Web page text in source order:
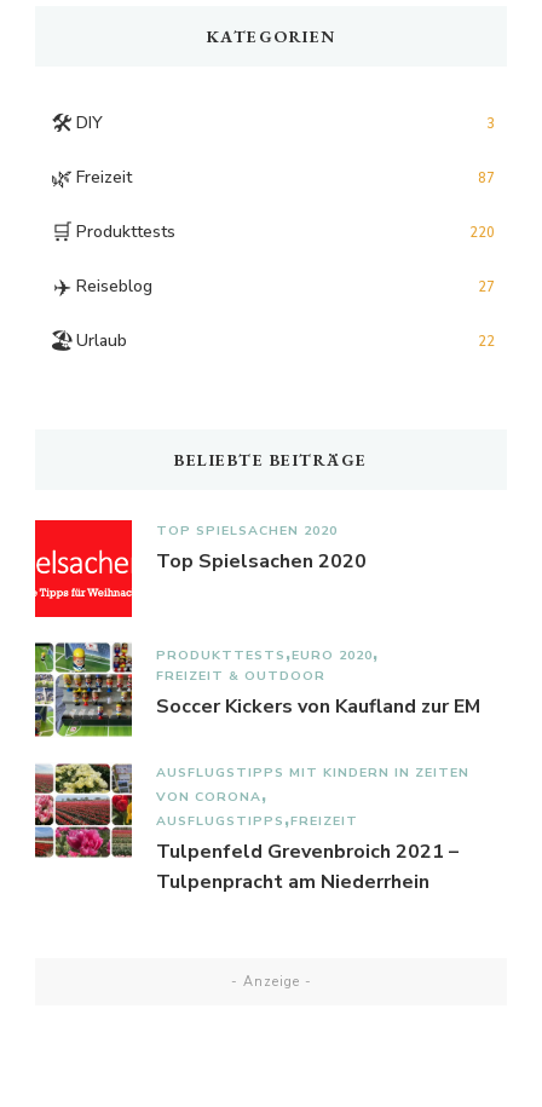
KATEGORIEN
🛠️ DIY 3
🌿 Freizeit 87
🛒 Produkttests 220
✈️ Reiseblog 27
🏖️Urlaub 22
BELIEBTE BEITRÄGE
TOP SPIELSACHEN 2020
Top Spielsachen 2020
PRODUKTTESTS EURO 2020
FREIZEIT & OUTDOOR
Soccer Kickers von Kaufland zur EM
AUSFLUGSTIPPS MIT KINDERN IN ZEITEN
VON CORONA
AUSFLUGSTIPPS FREIZEIT
Tulpenfeld Grevenbroich 2021 –
Tulpenpracht am Niederrhein
- Anzeige -